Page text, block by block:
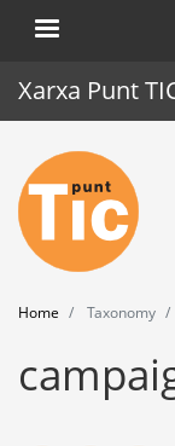
Xarxa Punt
Home
Punt TIC
News
Events
Training
Home Taxonomy